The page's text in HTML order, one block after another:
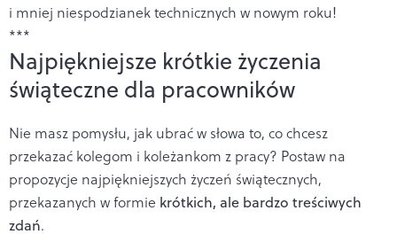
i mniej niespodzianek technicznych w nowym roku!
***
Najpiękniejsze krótkie życzenia
świąteczne dla pracowników
Nie masz pomysłu, jak ubrać w słowa to, co chcesz
przekazać kolegom i koleżankom z pracy? Postaw na
propozycje najpiękniejszych życzeń świątecznych,
przekazanych w formie krótkich, ale bardzo treściwych
zdań.